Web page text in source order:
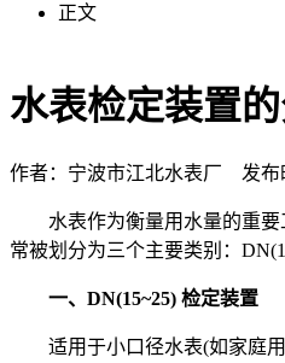
正文
水表检定装置
作者：宁波市江北水表厂 发布
水表作为衡量用水量的重要工
常被划分为三个主要类别：
一、DN(15~25) 检定装置
适用于小口径水表(如家庭用